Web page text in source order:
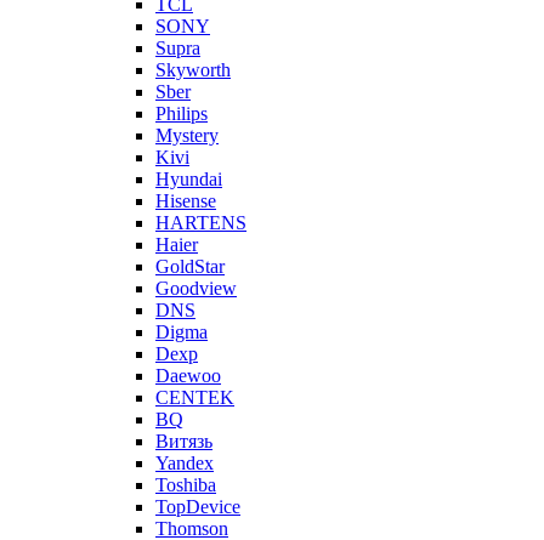
TCL
SONY
Supra
Skyworth
Sber
Philips
Mystery
Kivi
Hyundai
Hisense
HARTENS
Haier
GoldStar
Goodview
DNS
Digma
Dexp
Daewoo
CENTEK
BQ
Витязь
Yandex
Toshiba
TopDevice
Thomson